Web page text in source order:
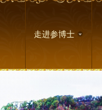
走进参博士